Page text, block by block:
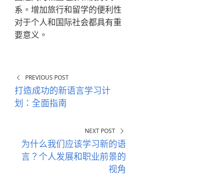
系。增加旅行和留学的便利性
对于个人和国际社会都具有重
要意义。
PREVIOUS POST
打造成功的新语言学习计
划：全面指南
NEXT POST
为什么我们应该学习新的语
言？个人发展和职业前景的
视角